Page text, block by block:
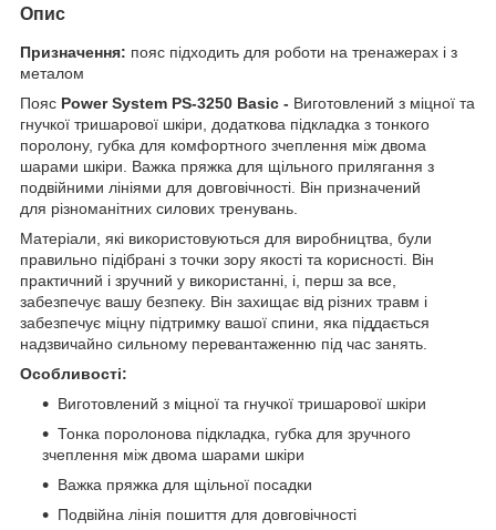
Опис
Призначення: пояс підходить для роботи на тренажерах і з
металом
Пояс Power System PS-3250 Basic - Виготовлений з міцної та
гнучкої тришарової шкіри, додаткова підкладка з тонкого
поролону, губка для комфортного зчеплення між двома
шарами шкіри. Важка пряжка для щільного прилягання з
подвійними лініями для довговічності. Він призначений
для різноманітних силових тренувань.
Матеріали, які використовуються для виробництва, були
правильно підібрані з точки зору якості та корисності. Він
практичний і зручний у використанні, і, перш за все,
забезпечує вашу безпеку. Він захищає від різних травм і
забезпечує міцну підтримку вашої спини, яка піддається
надзвичайно сильному перевантаженню під час занять.
Особливості:
Виготовлений з міцної та гнучкої тришарової шкіри
Тонка поролонова підкладка, губка для зручного
зчеплення між двома шарами шкіри
Важка пряжка для щільної посадки
Подвійна лінія пошиття для довговічності